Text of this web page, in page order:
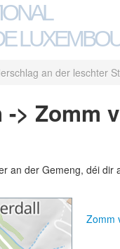
an der leschter
> Zomm
an der Gemeng, déi
Zomm